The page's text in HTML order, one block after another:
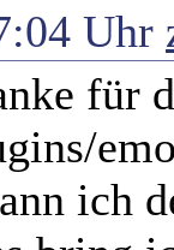
Uhr
für
ich